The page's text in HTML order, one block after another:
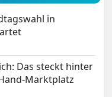
in
Das steckt hinter
Marktplatz